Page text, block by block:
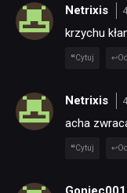
Netrixis
krzychu
Cytuj
Netrixis
acha
Cytuj